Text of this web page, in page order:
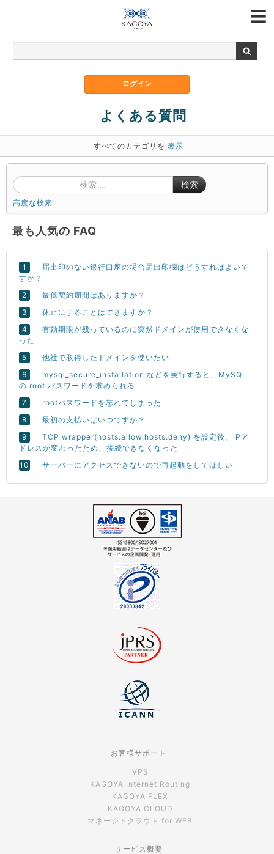
よくある質問
すべてのカテゴリを 表示
検索
高度な検索
最も人気の FAQ
届出印のない銀行口座の場合届出印欄はどうすればよいで
すか？
最低契約期間はありますか？
休止にすることはできますか？
有効期限が残っているのに突然ドメインが使用できなくな
った
他社で取得したドメインを使いたい
mysql_secure_installation などを実行すると、MySQL
の root パスワードを求められる
rootパスワードを忘れてしまった
最初の支払いはいつですか？
TCP wrapper(hosts.allow,hosts.deny) を設定後、IPア
ドレスが変わったため、接続できなくなった
サーバーにアクセスできないので再起動をしてほしい
お客様サポート
VPS
KAGOYA Internet Routing
KAGOYA FLEX
KAGOYA CLOUD
マネージドクラウド for WEB
サービス概要